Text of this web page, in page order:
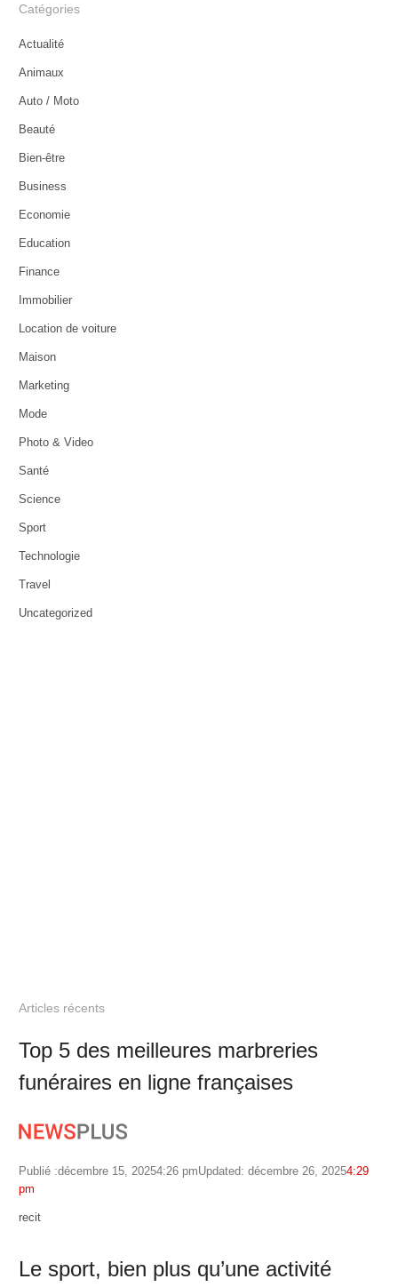
Catégories
Actualité
Animaux
Auto / Moto
Beauté
Bien-être
Business
Economie
Education
Finance
Immobilier
Location de voiture
Maison
Marketing
Mode
Photo & Video
Santé
Science
Sport
Technologie
Travel
Uncategorized
Articles récents
Top 5 des meilleures marbreries
funéraires en ligne françaises
Publié :décembre 15, 20254:26 pmUpdated: décembre 26, 20254:29
pm
Author
recit
Le sport, bien plus qu’une activité